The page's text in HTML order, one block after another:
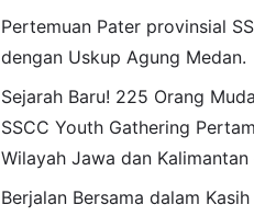
Pertemuan Pater provinsial
dengan Uskup Agung Medan.
Sejarah Baru! 225 Orang
SSCC Youth Gathering
Wilayah Jawa dan Kalimantan
Berjalan Bersama dalam